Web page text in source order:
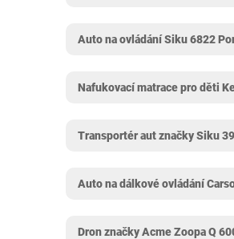
Auto na ovládání Siku 6822
Nafukovací matrace pro děti
Transportér aut značky Siku
Auto na dálkové ovládání
Dron značky Acme Zoopa Q